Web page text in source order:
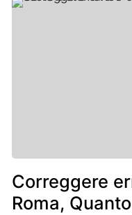
Correggere
Roma,